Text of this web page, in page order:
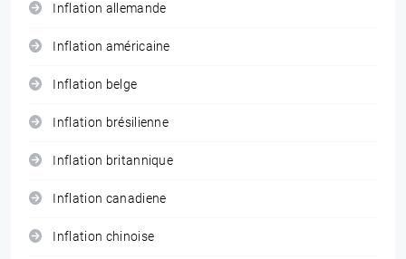
Inflation allemande
Inflation américaine
Inflation belge
Inflation brésilienne
Inflation britannique
Inflation canadiene
Inflation chinoise